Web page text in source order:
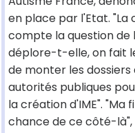
en place par l'Etat. "La
compte la question de
déplore-t-elle, on fait
de monter les
autorités publiques
la création d'IME". "Ma
chance de ce côté-